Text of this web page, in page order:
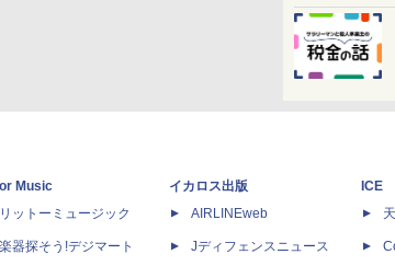
Music
リットーミュージック
楽器探そう!デジマート
イカロス出版
AIRLINEweb
Jディフェンスニュース
ICE